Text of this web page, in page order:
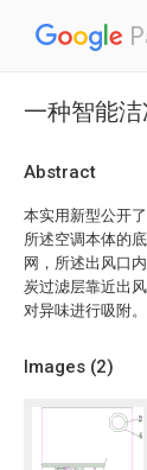
一种智能
Abstract
本实用新型公开
所述空调本体的
网，所述出风口
炭过滤层靠近出
对异味进行吸附。
Images (2)